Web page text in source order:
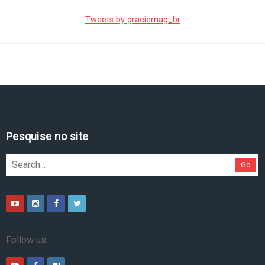
Tweets by graciemag_br
Pesquise no site
Go
Follow us